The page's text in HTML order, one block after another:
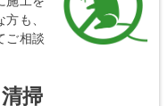
も、
ご相談
掃